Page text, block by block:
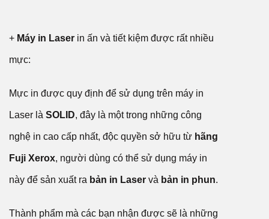
+ Máy in Laser in ấn và tiết kiệm được rất nhiều
mực:
Mực in được quy định để sử dụng trên máy in
Laser là SOLID, đây là một trong những công
nghệ in cao cấp nhất, độc quyền sở hữu từ hãng
Fuji Xerox, người dùng có thể sử dụng máy in
này để sản xuất ra bản in Laser và bản in phun.
Thành phẩm mà các bạn nhận được sẽ là những